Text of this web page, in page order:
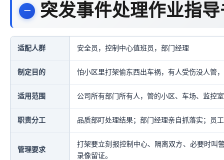
突发事件处理作业指导
适配人群 安全员，控制中心值班员，部门经理
制定目的 怕小区里打架偷东西出车祸，有人受伤没人管
适用范围 公司所有部门所有人，管的小区、车场、监控
职责分工 品质部盯处理结果；部门经理亲自抓落实；员
管理要求
打架要立刻报控制中心、隔离双方、必要时叫
录像留证。